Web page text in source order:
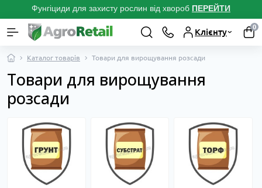
Фунгіциди для захисту рослин від хвороб ПЕРЕЙТИ
Клієнту
0
Каталог товарів Товари для вирощування розсади
Товари для вирощування
розсади